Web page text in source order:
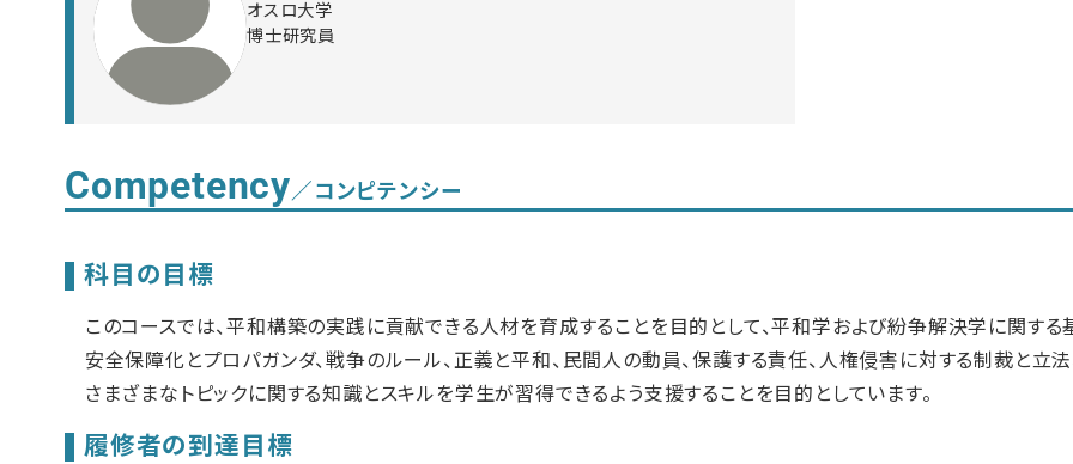
オスロ大学
博士研究員
Competency／コンピテンシー
科目の目標
このコースでは、平和構築の実践に貢献できる人材を育成することを目的として、平和学および紛争解決学に関す
安全保障化とプロパガンダ、戦争のルール、正義と平和、民間人の動員、保護する責任、人権侵害に対する制裁と立
さまざまなトピックに関する知識とスキルを学生が習得できるよう支援することを目的としています。
履修者の到達目標